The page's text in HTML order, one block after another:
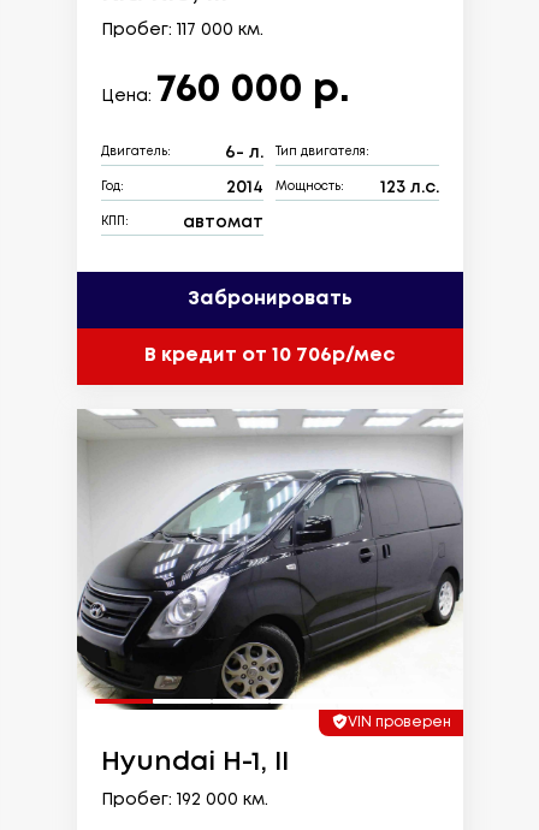
Пробег: 117 000 км.
Цена: 760 000 р.
Двигатель: 6- л. Тип двигателя:
Год: 2014 Мощность: 123 л.с.
КПП: автомат
Забронировать
В кредит от 10 706р/мес
VIN проверен
Hyundai H-1, II
Пробег: 192 000 км.